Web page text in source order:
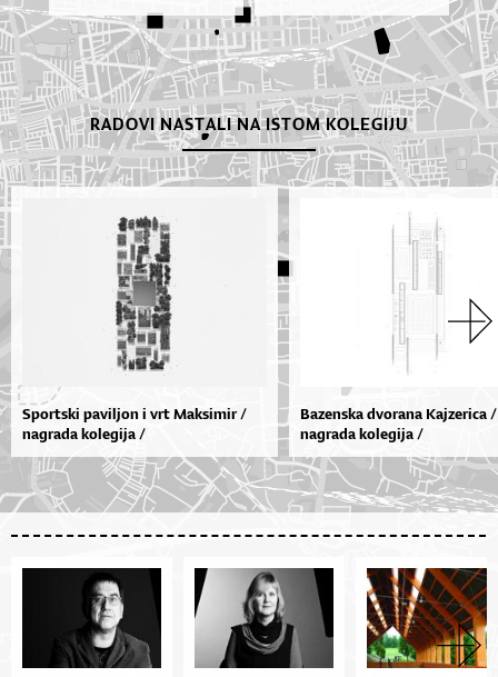
RADOVI NASTALI NA ISTOM KOLEGIJU
Sportski paviljon i vrt Maksimir /
nagrada kolegija /
Bazenska dvorana Kajzerica /
nagrada kolegija /